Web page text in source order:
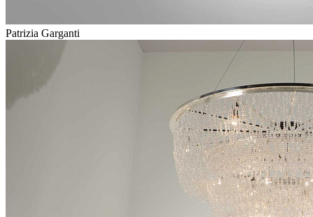
Patrizia Garganti